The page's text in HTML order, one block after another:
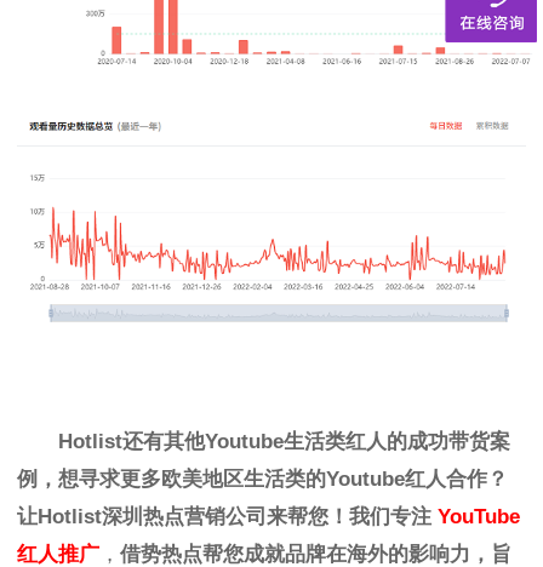
Hotlist还有其他Youtube生活类红人的成功带货案
例，想寻求更多欧美地区生活类的Youtube红人合作？
让Hotlist深圳热点营销公司来帮您！我们专注 YouTube
红人推广 ， 借势热点帮您成就品牌在海外的影响力，旨